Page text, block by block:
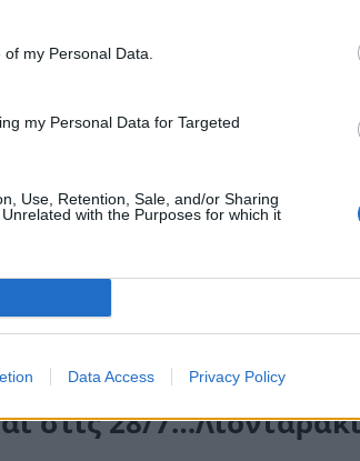
my Personal Data.
my Personal Data for Targeted
Use, Retention, Sale, and/or Sharing
with the Purposes for which it
Data Access Privacy Policy
στις 28/